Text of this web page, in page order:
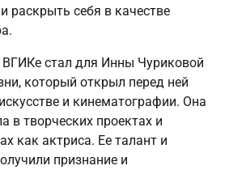
раскрыть себя в качестве
ВГИКе стал для Инны Чуриковой
который открыл перед ней
и кинематографии. Она
в творческих проектах и
как актриса. Ее талант и
признание и